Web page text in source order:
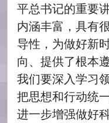
平总书记的重要
内涵丰富，具有
导性，为做好新
向、提供了根本遵
我们要深入学习
把思想和行动统
进一步增强做好